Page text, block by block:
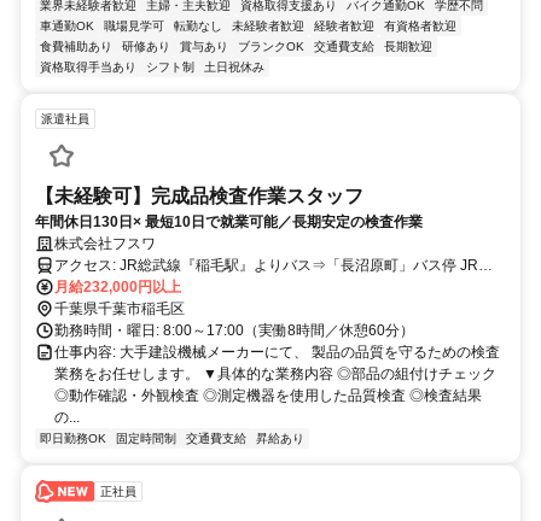
業界未経験者歓迎 主婦・主夫歓迎 資格取得支援あり バイク通勤OK
学歴不問
車通勤OK
職場見学可 転勤なし 未経験者歓迎 経験者歓迎
有資格者歓迎
食費補助あり
研修あり 賞与あり ブランクOK 交通費支給
長期歓迎
資格取得手当あり
シフト制 土日祝休み
派遣社員
【未経験可】完成品検査作業スタッフ
年間休日130日× 最短10日で就業可能／長期安定の検査作業
株式会社フスワ
アクセス: JR総武線『稲毛駅』よりバス⇒「長沼原町」バス停 JR総
武線『四街道駅』よりバス⇒「ポリテクセンター千葉入口」バス下車
後、徒歩5分
月給232,000円以上
千葉県千葉市稲毛区
勤務時間・曜日: 8:00～17:00（実働8時間／休憩60分）
仕事内容: 大手建設機械メーカーにて、 製品の品質を守るための検査
業務をお任せします。 ▼具体的な業務内容 ◎部品の組付けチェック
◎動作確認・外観検査 ◎測定機器を使用した品質検査 ◎検査結果
の...
即日勤務OK 固定時間制 交通費支給 昇給あり
正社員